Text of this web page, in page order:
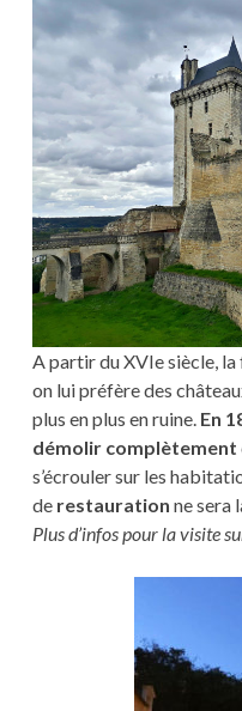
A partir du XVIe siècle, la
on lui préfère des
plus en plus en ruine. En
démolir complètement
s’écrouler sur les
de restauration ne sera
Plus d’infos pour la visite